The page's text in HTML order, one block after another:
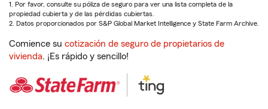
1. Por favor, consulte su póliza de seguro para ver una lista completa de la
propiedad cubierta y de las pérdidas cubiertas.
2. Datos proporcionados por S&P Global Market Intelligence y State Farm Archive.
Comience su cotización de seguro de propietarios de
vivienda. ¡Es rápido y sencillo!